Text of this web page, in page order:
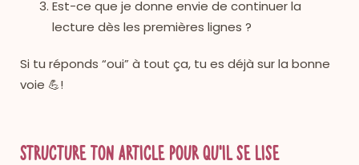
Est-ce que je donne envie de continuer la
lecture dès les premières lignes ?
Si tu réponds “oui” à tout ça, tu es déjà sur la bonne
voie 💪!
Structure ton article pour qu’il se lise